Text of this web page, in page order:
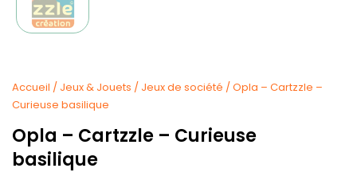
Accueil / Jeux & Jouets / Jeux de société / Opla – Cartzzle –
Curieuse basilique
Opla – Cartzzle – Curieuse
basilique